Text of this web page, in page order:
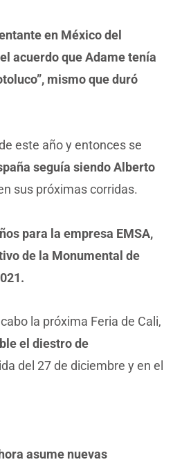
en México del
acuerdo que Adame tenía
mismo que duró
este año y entonces se
seguía siendo Alberto
sus próximas corridas.
para la empresa EMSA,
de la Monumental de
cabo la próxima Feria de Cali,
el diestro de
del 27 de diciembre y en el
asume nuevas